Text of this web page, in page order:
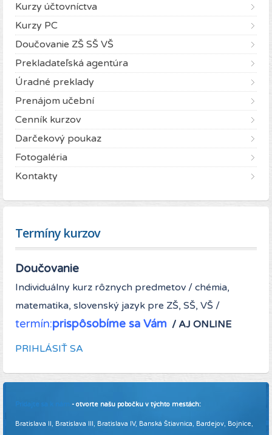
Kurzy účtovníctva
Kurzy PC
Doučovanie ZŠ SŠ VŠ
Prekladateľská agentúra
Úradné preklady
Prenájom učební
Cenník kurzov
Darčekový poukaz
Fotogaléria
Kontakty
Termíny kurzov
Doučovanie
Individuálny kurz rôznych predmetov / chémia,
matematika, slovenský jazyk pre ZŠ, SŠ, VŠ /
termín:prispôsobíme sa Vám / AJ ONLINE
PRIHLÁSIŤ SA
Pridajte sa k nám - otvorte našu pobočku v týchto mestách:
Bratislava II, Bratislava III, Bratislava IV, Banská Štiavnica, Bardejov, Bojnice,